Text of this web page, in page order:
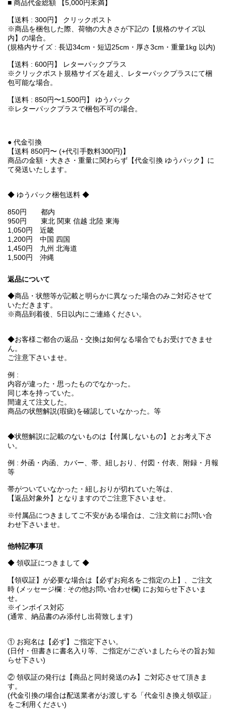
■ 商品代金総額 【5,000円未満】
【送料 : 300円】 クリックポスト
※商品を梱包した際、荷物の大きさが下記の【規格のサイズ以
内】の場合。
(規格内サイズ : 長辺34cm・短辺25cm・厚さ3cm・重量1kg 以内)
【送料 : 600円】 レターパックプラス
※クリックポスト規格サイズを超え、レターパックプラスにて梱
包可能な場合。
【送料 : 850円〜1,500円】 ゆうパック
※レターパックプラスで梱包不可の場合。
● 代金引換
【送料 850円〜 (+代引手数料300円)】
商品の金額・大きさ・重量に関わらず【代金引換 ゆうパック】に
て発送いたします。
◆ ゆうパック梱包送料 ◆
850円 都内
950円 東北 関東 信越 北陸 東海
1,050円 近畿
1,200円 中国 四国
1,450円 九州 北海道
1,500円 沖縄
返品について
◆商品・状態等が記載と明らかに異なった場合のみご対応させて
いただきます。
※商品到着後、5日以内にご連絡ください。
◆お客様ご都合の返品・交換は如何なる場合でもお受けできませ
ん。
ご注意下さいませ。
例 :
内容が違った・思ったものでなかった。
同じ本を持っていた。
間違えて注文した。
商品の状態解説(瑕疵)を確認していなかった。等
◆状態解説に記載のないものは【付属しないもの】とお考え下さ
い。
例 : 外函・内函、カバー、帯、紐しおり、付図・付表、附録・月報
等
帯がついていなかった・紐しおりが切れていた等は、
【返品対象外】となりますのでご注意下さいませ。
※付属品につきましてご不安がある場合は、ご注文前にお問い合
わせ下さいませ。
他特記事項
◆ 領収証につきまして ◆
【領収証】が必要な場合は【必ずお宛名をご指定の上】、ご注文
時 (メッセージ欄 : その他お問い合わせ欄) にお知らせ下さいま
せ。
※インボイス対応
(通常、納品書のみ添付し出荷致します)
① お宛名は【必ず】ご指定下さい。
(日付・但書きに書名入り等、ご指定がございましたらその旨お知
らせ下さい)
② 領収証の発行は【商品と同封発送のみ】ご対応させて頂きま
す。
(代金引換の場合は配送業者がお渡しする「代金引き換え領収証」
をご利用ください)